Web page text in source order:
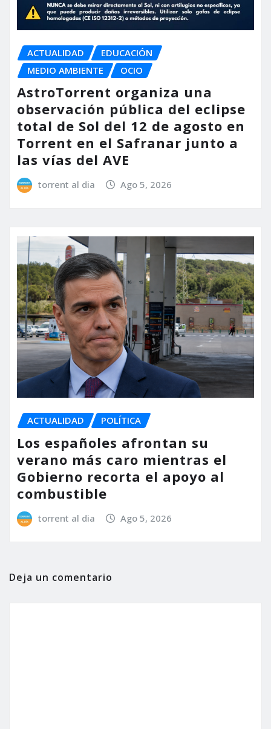
ACTUALIDAD
EDUCACIÓN
MEDIO AMBIENTE
OCIO
AstroTorrent organiza una
observación pública del eclipse
total de Sol del 12 de agosto en
Torrent en el Safranar junto a
las vías del AVE
torrent al dia Ago 5, 2026
ACTUALIDAD POLÍTICA
Los españoles afrontan su
verano más caro mientras el
Gobierno recorta el apoyo al
combustible
torrent al dia Ago 5, 2026
Deja un comentario